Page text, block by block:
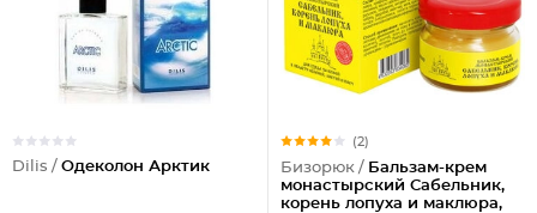
Dilis / Одеколон Арктик
(2)
Бизорюк / Бальзам-крем
монастырский Сабельник,
корень лопуха и маклюра,